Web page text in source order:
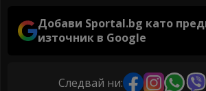
Добави Sportal.bg като
източник в Google
Следвай ни: